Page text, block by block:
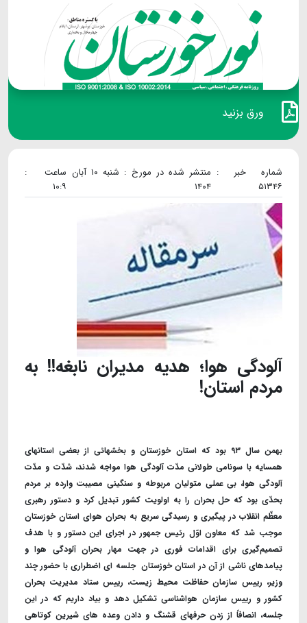
ورق بزنید
شماره خبر :
۵۱۳۴۶
منتشر شده در مورخ : شنبه ۱۰ آبان
۱۴۰۴
ساعت :
۱۰:۹
آلودگی هوا؛ هدیه مدیران نابغه!! به
مردم استان!
بهمن سال ۹۳ بود که استان خوزستان و بخشهائی از بعضی استانهای
همسایه با سونامی طولانی مدّت آلودگی هوا مواجه شدند، شدّت و مدّت
آلودگی هوا، بی عملی متولیان مربوطه و سنگینی مصیبت وارده بر مردم
بحدّی بود که حل بحران را به اولویت کشور تبدیل کرد و دستور رهبری
معظّم انقلاب در پیگیری و رسیدگی سریع به بحران هوای استان خوزستان
موجب شد که معاون اوّل رئیس جمهور در اجرای این دستور و با هدف
تصمیم‌گیری برای اقدامات فوری در جهت مهار بحران آلودگی هوا و
پیامدهای ناشی از آن در استان خوزستان جلسه ای اضطراری با حضور چند
وزیر، رییس سازمان حفاظت محیط زیست، رییس ستاد مدیریت بحران
کشور و رییس سازمان هواشناسی تشکیل دهد و بیاد داریم که در این
جلسه، انصافاً از زدن حرفهای قشنگ و دادن وعده های شیرین کوتاهی